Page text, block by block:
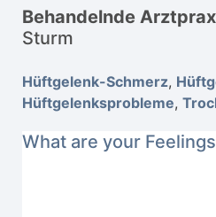
Behandelnde
Sturm
Hüftgelenk-Schmerz,
Hüftgelenksprobleme,
What are your Feelings